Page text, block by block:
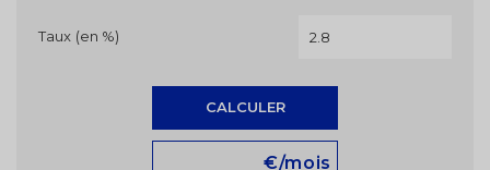
Taux (en %)
CALCULER
€/mois